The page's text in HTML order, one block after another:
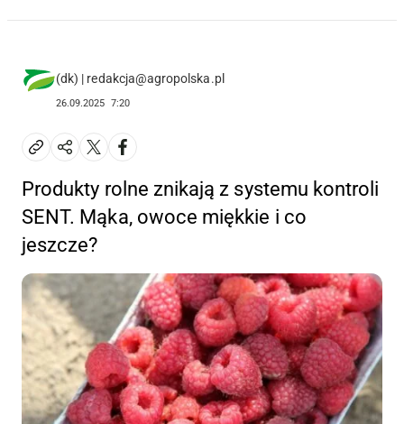
(dk) | redakcja@agropolska.pl
26.09.2025 7:20
Produkty rolne znikają z systemu kontroli
SENT. Mąka, owoce miękkie i co
jeszcze?